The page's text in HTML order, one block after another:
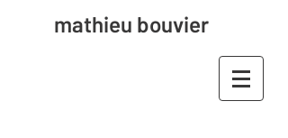
mathieu bouvier